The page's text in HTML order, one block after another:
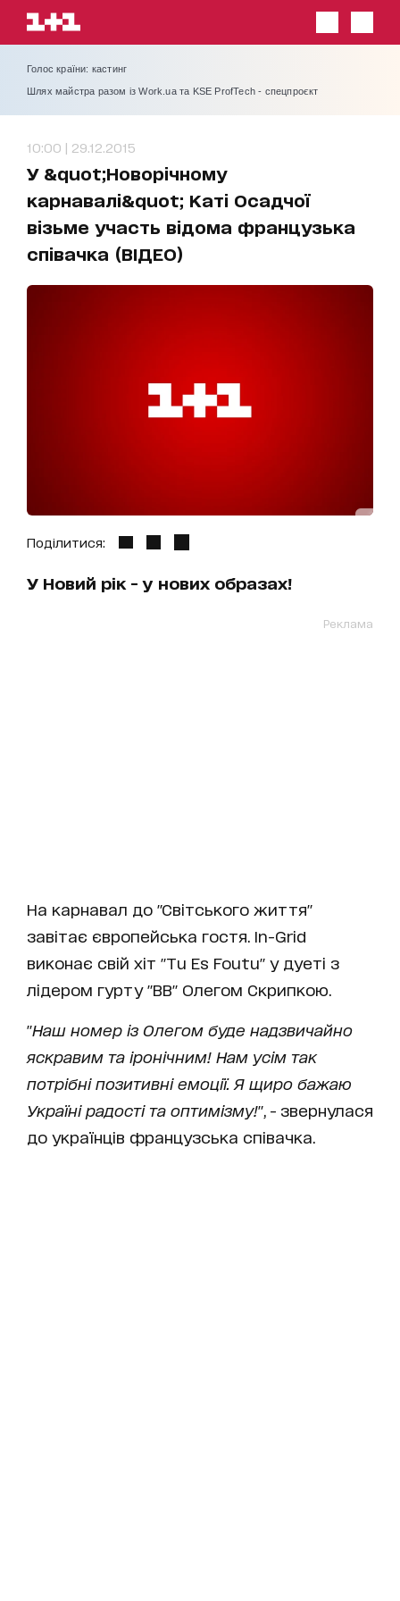
Голос країни: кастинг
Шлях майстра разом із Work.ua та KSE ProfTech - спецпроєкт
10:00 | 29.12.2015
У &quot;Новорічному
карнавалі&quot; Каті Осадчої
візьме участь відома французька
співачка (ВІДЕО)
Поділитися:
У Новий рік - у нових образах!
Реклама
На карнавал до "Світського життя"
завітає європейська гостя. In-Grid
виконає свій хіт "Tu Es Foutu" у дуеті з
лідером гурту "ВВ" Олегом Скрипкою.
"Наш номер із Олегом буде надзвичайно
яскравим та іронічним! Нам усім так
потрібні позитивні емоції. Я щиро бажаю
Україні радості та оптимізму!", - звернулася
до українців французська співачка.